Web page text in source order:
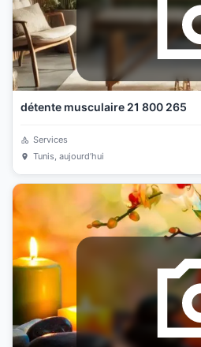
détente musculaire 21 800 265
Services
Tunis, aujourd’hui